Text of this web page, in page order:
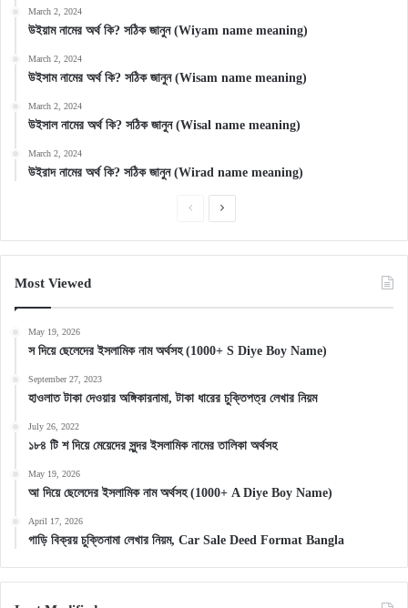
March 2, 2024
উইয়াম নামের অর্থ কি? সঠিক জানুন (Wiyam name meaning)
March 2, 2024
উইসাম নামের অর্থ কি? সঠিক জানুন (Wisam name meaning)
March 2, 2024
উইসাল নামের অর্থ কি? সঠিক জানুন (Wisal name meaning)
March 2, 2024
উইরাদ নামের অর্থ কি? সঠিক জানুন (Wirad name meaning)
PreviousNext
Most Viewed
May 19, 2026
স দিয়ে ছেলেদের ইসলামিক নাম অর্থসহ (1000+ S Diye Boy Name)
September 27, 2023
হাওলাত টাকা দেওয়ার অঙ্গিকারনামা, টাকা ধারের চুক্তিপত্র লেখার নিয়ম
July 26, 2022
১৮৪ টি শ দিয়ে মেয়েদের সুন্দর ইসলামিক নামের তালিকা অর্থসহ
May 19, 2026
আ দিয়ে ছেলেদের ইসলামিক নাম অর্থসহ (1000+ A Diye Boy Name)
April 17, 2026
গাড়ি বিক্রয় চুক্তিনামা লেখার নিয়ম, Car Sale Deed Format Bangla